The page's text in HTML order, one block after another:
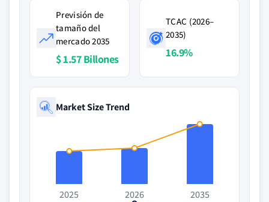
Previsión de
tamaño del
mercado 2035
$ 1.57 Billones
TCAC (2026–
2035)
16.9%
Market Size Trend
2025
2026
2035